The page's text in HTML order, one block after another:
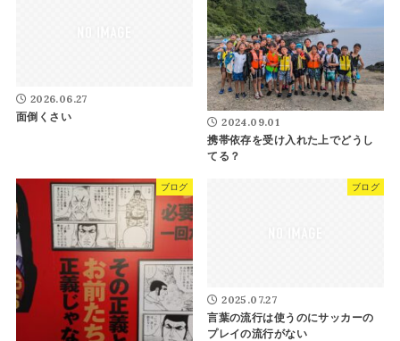
2026.06.27
面倒くさい 2024.09.01
携帯依存を受け入れた上でどうし
てる？
ブログ ブログ
2025.07.27
言葉の流行は使うのにサッカーの
プレイの流行がない